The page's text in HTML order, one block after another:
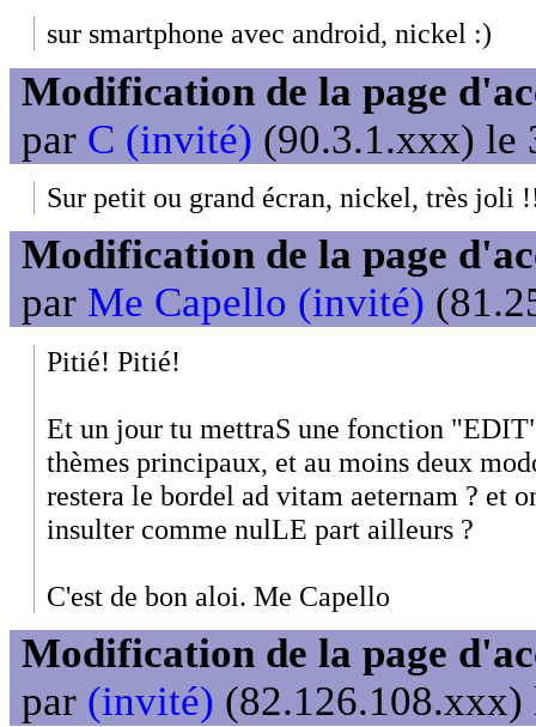
sur smartphone avec android, nickel :)
Modification de la page
par C (invité) (90.3.1.xxx) le
Sur petit ou grand écran, nickel, très joli
Modification de la page
par Me Capello (invité)
Pitié! Pitié!
Et un jour tu mettraS une fonction
thèmes principaux, et au moins deux
restera le bordel ad vitam aeternam ? et
insulter comme nulLE part ailleurs ?
C'est de bon aloi. Me Capello
Modification de la page
par (invité) (82.126.108.xxx)